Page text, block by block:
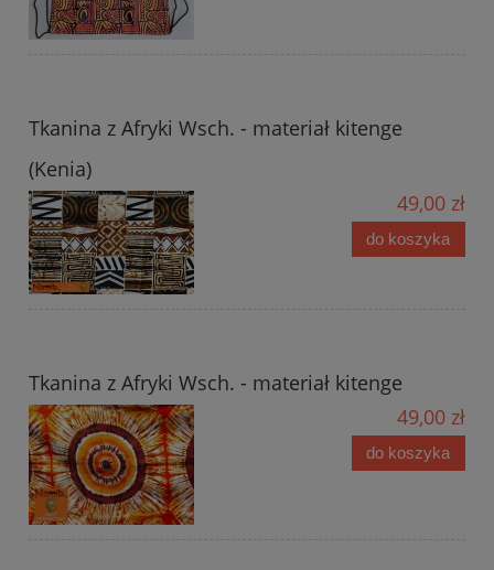
Tkanina z Afryki Wsch. - materiał kitenge
(Kenia)
49,00 zł
do koszyka
Tkanina z Afryki Wsch. - materiał kitenge
49,00 zł
do koszyka